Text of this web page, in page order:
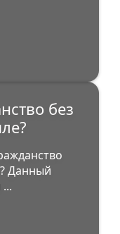
без
Данный